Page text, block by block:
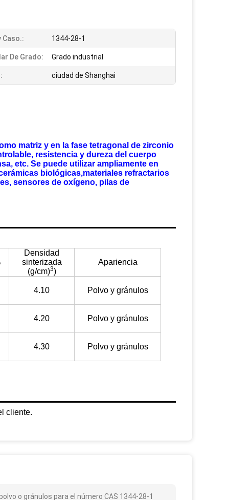
Caso.: 1344-28-1
De Grado: Grado industrial
ciudad de Shanghai
matriz y en la fase tetragonal de zirconio
resistencia y dureza del cuerpo
etc. Se puede utilizar ampliamente en
biológicas,materiales refractarios
sensores de oxígeno, pilas de
Densidad
sinterizada
(g/cm)3)
Apariencia
4.10 Polvo y gránulos
4.20 Polvo y gránulos
4.30 Polvo y gránulos
cliente.
o gránulos para el número CAS 1344-28-1